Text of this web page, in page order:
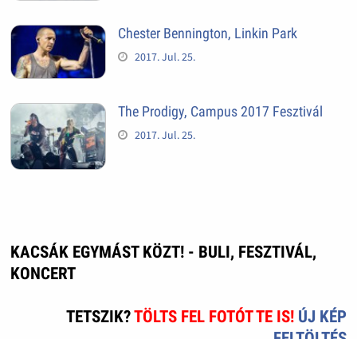
Chester Bennington, Linkin Park
2017. Jul. 25.
The Prodigy, Campus 2017 Fesztivál
2017. Jul. 25.
KACSÁK EGYMÁST KÖZT! - BULI, FESZTIVÁL,
KONCERT
TETSZIK?TÖLTS FEL FOTÓT TE IS! ÚJ KÉP